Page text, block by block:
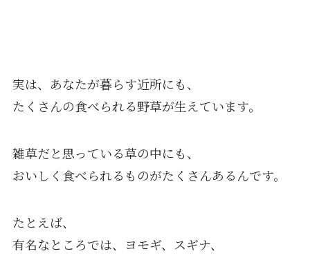
実は、あなたが暮らす近所にも、
たくさんの食べられる野草が生えています。
雑草だと思っている草の中にも、
おいしく食べられるものがたくさんあるんです。
たとえば、
有名なところでは、ヨモギ、スギナ、